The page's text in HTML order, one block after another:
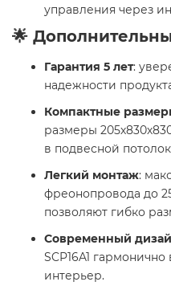
управления через
🌟
Гарантия 5 лет:
надежности
Компактные
размеры
в подвесной
Легкий монтаж:
фреонопровода до
позволяют гибко
Современный
SCP16A1
интерьер.